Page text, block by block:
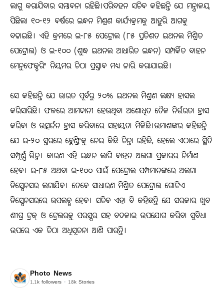
ଲାଗୁ କରାଯିବାର ସମ୍ଭାବନା ରହିଛି।ପରିବହନ ସଚିବ କହିଛନ୍ତି ଯେ ମନ୍ତ୍ରାଳୟ
ପିଛିଲା ୧୦-୧୨ ବର୍ଷରେ ଇନ୍ଧନ ମିଶ୍ରଣ କାର୍ଯ୍ୟକ୍ରମକୁ ଆହୁରି ଆଗକୁ
ବଢାଇଛି। ଏହି କ୍ରମରେ ଇ-୮୫ ପେଟ୍ରୋଲ (୮୫ ପ୍ରତିଶତ ଇଥନଲ ମିଶ୍ରିତ
ପେଟ୍ରୋଲ) ଓ ଇ-୧୦୦ (ଶୁଦ୍ଧ ଇଥନଲ ଆଧାରିତ ଇନ୍ଧନ) ସମ୍ପର୍କିତ ବାହନ
ମେନୁଫେକ୍ଚରିଂ ନିୟମର ଚିଠା ପ୍ରସ୍ତାବ ମଧ୍ୟ ଜାରି କରାଯାଇଛି।
ସେ କହିଛନ୍ତି ଯେ ଭାରତ ପୂର୍ବରୁ ୨୦% ଇଥନଲ ମିଶ୍ରଣ ଲକ୍ଷ୍ୟ ହାସଲ
କରିସାରିଛି। ଫଳରେ ଆମଦାନୀ ହେଉଥିବା ଅଶୋଧିତ ତୈଳ ନିର୍ଭରତା ହ୍ରାସ
କରିବା ଓ ଉତ୍ସର୍ଜନ ହ୍ରାସ କରିବାରେ ସହାୟତା ମିଳିଛି।ଉମାଶଙ୍କର କହିଛନ୍ତି
ଯେ ଇ-୨୦ ସ୍ତରରେ ବ୍ଲେଣ୍ଡିଂକୁ ନେଇ କିଛି ଚିନ୍ତା ରହିଛି, ହେଲେ ଏଠାରେ ସ୍ଥିତି
ସମ୍ପୂର୍ଣ୍ଣ ଭିନ୍ନ। କାରଣ ଏହି ଇନ୍ଧନ ଲାଗି ବାହନ ଅଲଗା ପ୍ରକାରର ନିର୍ମାଣ
ହେବ। ଇ-୮୫ ଅଥବା ଇ-୧୦୦ ପାଇଁ ପେଟ୍ରୋଲ ପମ୍ପମାନଙ୍କରେ ଅଲଗା
ଡିସ୍ପେନସର ଲଗାଯିବ। ତେବେ ସାଧାରଣ ମିଶ୍ରିତ ପେଟ୍ରୋଲ ଗୋଟିଏ
ଡିସ୍ପେନସରରେ ଉପଲବ୍ଧ ହେବ। ସଚିବ ଏହା ବି କହିଛନ୍ତି ଯେ ସରକାର ଖୁ୍ବ
ଶୀଘ୍ର ଟ୍ରକ୍ ଓ ଟ୍ରେଲରକୁ ପରସ୍ପର ସହ ବଦଳାଇ ଉପଯୋଗ କରିବା ସୁବିଧା
ଉପରେ ଏକ ଚିଠା ଅଧିସୂଚନା ଆଣି ପାରନ୍ତି।
Photo News
1.1k followers 18k Stories